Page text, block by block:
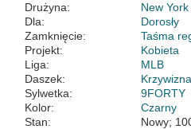
Drużyna:
New
Dla:
Dorosły
Zamknięcie:
Taśma
Projekt:
Kobieta
Liga:
MLB
Daszek:
Krzywizna
Sylwetka:
9FORTY
Kolor:
Czarny
Stan:
Nowy;